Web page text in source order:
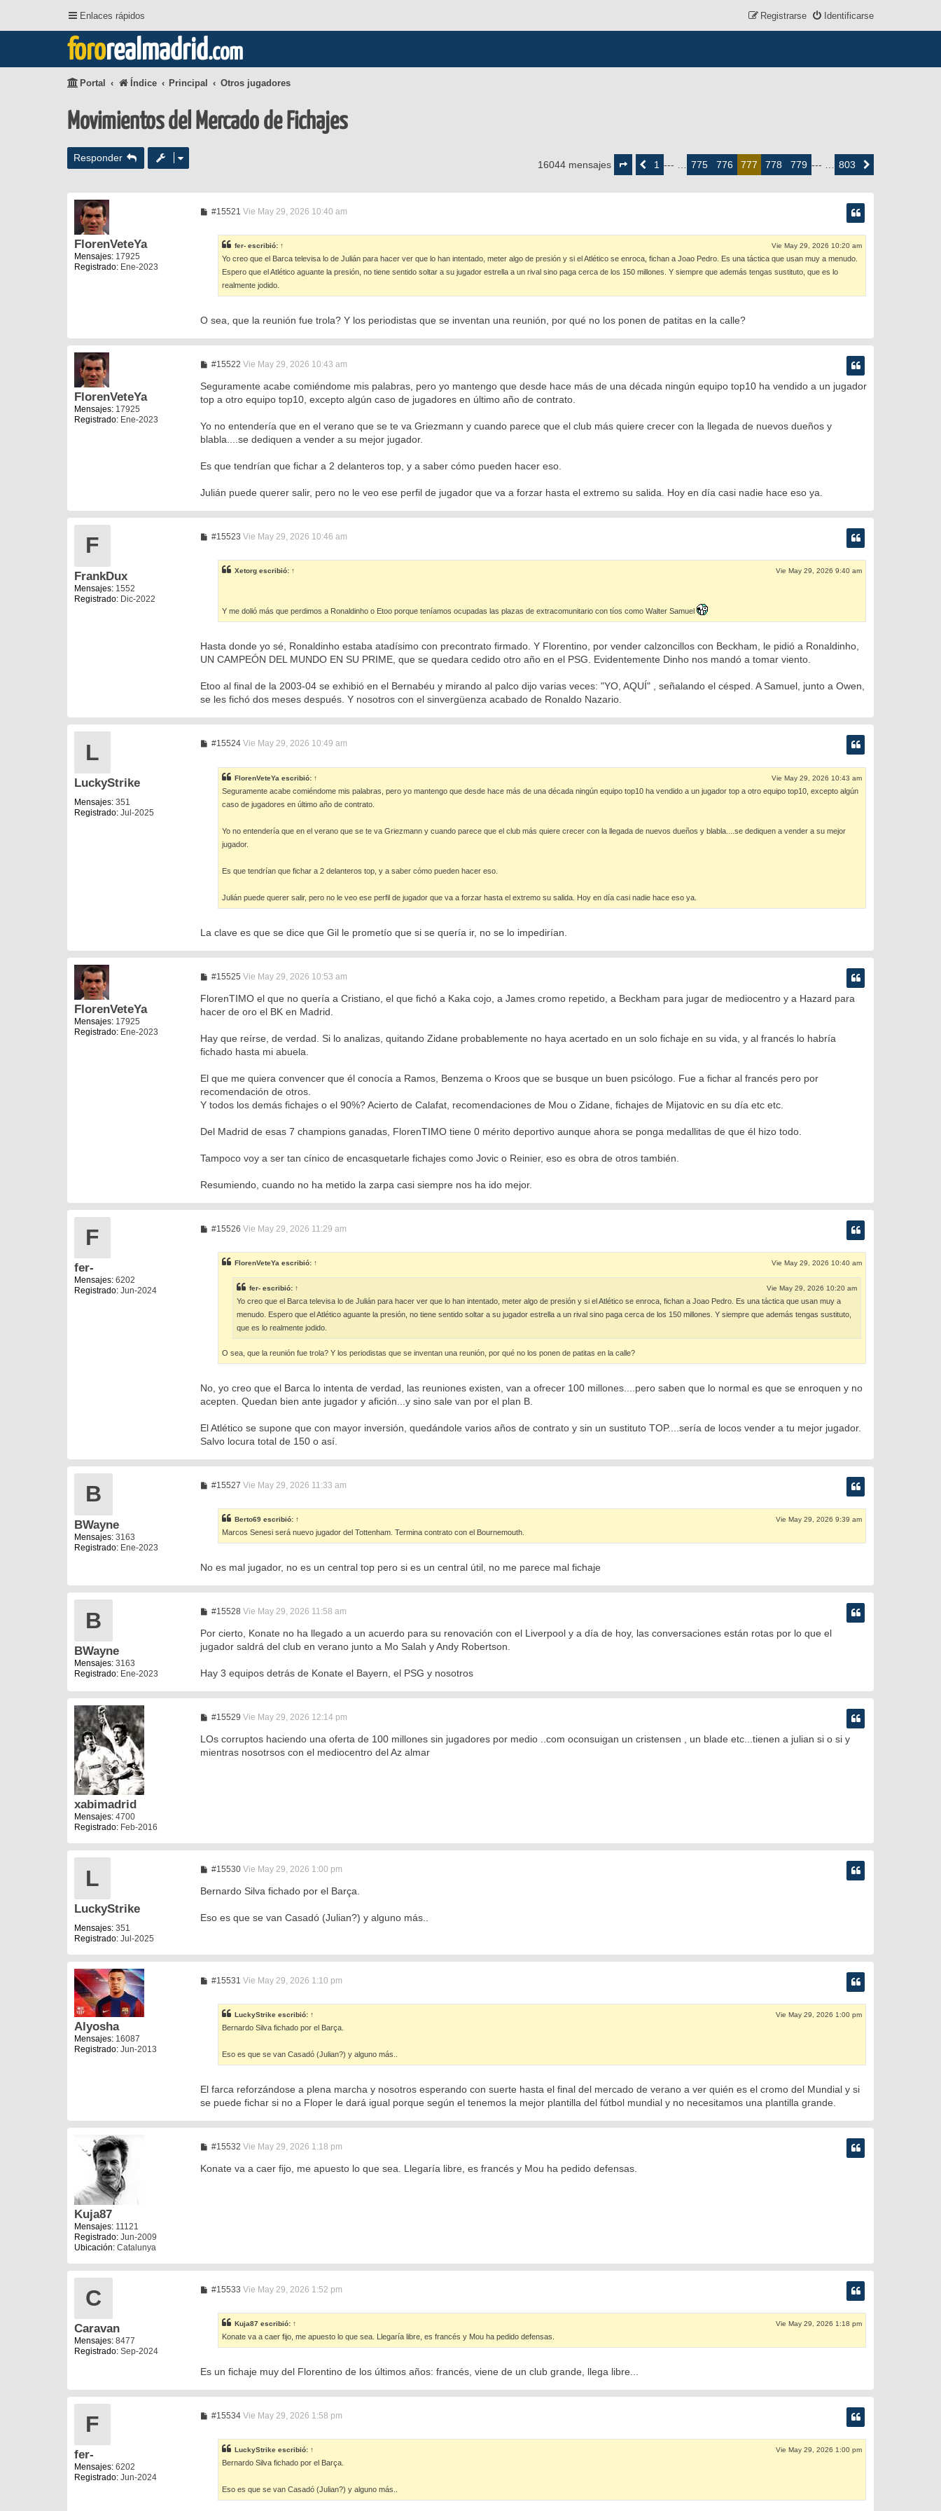
Enlaces rápidos Identificarse
Registrarse
fororealmadrid.com
Portal Índice Principal Otros jugadores
Movimientos del Mercado de Fichajes
Responder
16044 mensajes
deAnterior1 --- … 775 776 777 778 779 --- … 803Siguiente
FlorenVeteYa
Mensajes: 17925
Registrado: Ene-2023
#15521 M
a
j
e
Vie May 29, 2026 10:40 am
fer- escribió: ↑ Vie May 29, 2026 10:20 am
Yo creo que el Barca televisa lo de Julián para hacer ver que lo han intentado, meter algo de presión y si el Atlético se enroca, fichan a Joao Pedro. Es una táctica que usan muy a menudo.
Espero que el Atlético aguante la presión, no tiene sentido soltar a su jugador estrella a un rival sino paga cerca de los 150 millones. Y siempre que además tengas sustituto, que es lo
realmente jodido.
O sea, que la reunión fue trola? Y los periodistas que se inventan una reunión, por qué no los ponen de patitas en la calle?
FlorenVeteYa
Mensajes: 17925
Registrado: Ene-2023
#15522M
n
a
e
Vie May 29, 2026 10:43 am
Seguramente acabe comiéndome mis palabras, pero yo mantengo que desde hace más de una década ningún equipo top10 ha vendido a un jugador
top a otro equipo top10, excepto algún caso de jugadores en último año de contrato.
Yo no entendería que en el verano que se te va Griezmann y cuando parece que el club más quiere crecer con la llegada de nuevos dueños y
blabla....se dediquen a vender a su mejor jugador.
Es que tendrían que fichar a 2 delanteros top, y a saber cómo pueden hacer eso.
Julián puede querer salir, pero no le veo ese perfil de jugador que va a forzar hasta el extremo su salida. Hoy en día casi nadie hace eso ya.
F
FrankDux
Mensajes: 1552
Registrado: Dic-2022
#15523M
a
Vie May 29, 2026 10:46 am
Xetorg escribió: ↑ Vie May 29, 2026 9:40 am
Y me dolió más que perdimos a Ronaldinho o Etoo porque teníamos ocupadas las plazas de extracomunitario con tíos como Walter Samuel
Hasta donde yo sé, Ronaldinho estaba atadísimo con precontrato firmado. Y Florentino, por vender calzoncillos con Beckham, le pidió a Ronaldinho,
UN CAMPEÓN DEL MUNDO EN SU PRIME, que se quedara cedido otro año en el PSG. Evidentemente Dinho nos mandó a tomar viento.
Etoo al final de la 2003-04 se exhibió en el Bernabéu y mirando al palco dijo varias veces: "YO, AQUÍ" , señalando el césped. A Samuel, junto a Owen,
se les fichó dos meses después. Y nosotros con el sinvergüenza acabado de Ronaldo Nazario.
L
LuckyStrike
Mensajes: 351
Registrado: Jul-2025
#15524M
a
j
e
Vie May 29, 2026 10:49 am
FlorenVeteYa escribió: ↑ Vie May 29, 2026 10:43 am
Seguramente acabe comiéndome mis palabras, pero yo mantengo que desde hace más de una década ningún equipo top10 ha vendido a un jugador top a otro equipo top10, excepto algún
caso de jugadores en último año de contrato.
Yo no entendería que en el verano que se te va Griezmann y cuando parece que el club más quiere crecer con la llegada de nuevos dueños y blabla....se dediquen a vender a su mejor
jugador.
Es que tendrían que fichar a 2 delanteros top, y a saber cómo pueden hacer eso.
Julián puede querer salir, pero no le veo ese perfil de jugador que va a forzar hasta el extremo su salida. Hoy en día casi nadie hace eso ya.
La clave es que se dice que Gil le prometío que si se quería ir, no se lo impedirían.
FlorenVeteYa
Mensajes: 17925
Registrado: Ene-2023
#15525M
n
s
a
Vie May 29, 2026 10:53 am
FlorenTIMO el que no quería a Cristiano, el que fichó a Kaka cojo, a James cromo repetido, a Beckham para jugar de mediocentro y a Hazard para
hacer de oro el BK en Madrid.
Hay que reírse, de verdad. Si lo analizas, quitando Zidane probablemente no haya acertado en un solo fichaje en su vida, y al francés lo habría
fichado hasta mi abuela.
El que me quiera convencer que él conocía a Ramos, Benzema o Kroos que se busque un buen psicólogo. Fue a fichar al francés pero por
recomendación de otros.
Y todos los demás fichajes o el 90%? Acierto de Calafat, recomendaciones de Mou o Zidane, fichajes de Mijatovic en su día etc etc.
Del Madrid de esas 7 champions ganadas, FlorenTIMO tiene 0 mérito deportivo aunque ahora se ponga medallitas de que él hizo todo.
Tampoco voy a ser tan cínico de encasquetarle fichajes como Jovic o Reinier, eso es obra de otros también.
Resumiendo, cuando no ha metido la zarpa casi siempre nos ha ido mejor.
F
fer-
Mensajes: 6202
Registrado: Jun-2024
#15526M
a
j
e
Vie May 29, 2026 11:29 am
FlorenVeteYa escribió: ↑ Vie May 29, 2026 10:40 am
fer- escribió: ↑ Vie May 29, 2026 10:20 am
Yo creo que el Barca televisa lo de Julián para hacer ver que lo han intentado, meter algo de presión y si el Atlético se enroca, fichan a Joao Pedro. Es una táctica que usan muy a
menudo. Espero que el Atlético aguante la presión, no tiene sentido soltar a su jugador estrella a un rival sino paga cerca de los 150 millones. Y siempre que además tengas sustituto,
que es lo realmente jodido.
O sea, que la reunión fue trola? Y los periodistas que se inventan una reunión, por qué no los ponen de patitas en la calle?
No, yo creo que el Barca lo intenta de verdad, las reuniones existen, van a ofrecer 100 millones....pero saben que lo normal es que se enroquen y no
acepten. Quedan bien ante jugador y afición...y sino sale van por el plan B.
El Atlético se supone que con mayor inversión, quedándole varios años de contrato y sin un sustituto TOP....sería de locos vender a tu mejor jugador.
Salvo locura total de 150 o así.
B
BWayne
Mensajes: 3163
Registrado: Ene-2023
#15527M
a
j
e
Vie May 29, 2026 11:33 am
Berto69 escribió: ↑ Vie May 29, 2026 9:39 am
Marcos Senesi será nuevo jugador del Tottenham. Termina contrato con el Bournemouth.
No es mal jugador, no es un central top pero si es un central útil, no me parece mal fichaje
B
BWayne
Mensajes: 3163
Registrado: Ene-2023
#15528M
n
s
a
e
Vie May 29, 2026 11:58 am
Por cierto, Konate no ha llegado a un acuerdo para su renovación con el Liverpool y a día de hoy, las conversaciones están rotas por lo que el
jugador saldrá del club en verano junto a Mo Salah y Andy Robertson.
Hay 3 equipos detrás de Konate el Bayern, el PSG y nosotros
xabimadrid
Mensajes: 4700
Registrado: Feb-2016
#15529M
n
a
Vie May 29, 2026 12:14 pm
LOs corruptos haciendo una oferta de 100 millones sin jugadores por medio ..com oconsuigan un cristensen , un blade etc...tienen a julian si o si y
mientras nosotrsos con el mediocentro del Az almar
L
LuckyStrike
Mensajes: 351
Registrado: Jul-2025
#15530M
n
j
Vie May 29, 2026 1:00 pm
Bernardo Silva fichado por el Barça.
Eso es que se van Casadó (Julian?) y alguno más..
Alyosha
Mensajes: 16087
Registrado: Jun-2013
#15531 M
a
j
Vie May 29, 2026 1:10 pm
LuckyStrike escribió: ↑ Vie May 29, 2026 1:00 pm
Bernardo Silva fichado por el Barça.
Eso es que se van Casadó (Julian?) y alguno más..
El farca reforzándose a plena marcha y nosotros esperando con suerte hasta el final del mercado de verano a ver quién es el cromo del Mundial y si
se puede fichar si no a Floper le dará igual porque según el tenemos la mejor plantilla del fútbol mundial y no necesitamos una plantilla grande.
Kuja87
Mensajes: 11121
Registrado: Jun-2009
Ubicación: Catalunya
#15532M
n
s
Vie May 29, 2026 1:18 pm
Konate va a caer fijo, me apuesto lo que sea. Llegaría libre, es francés y Mou ha pedido defensas.
C
Caravan
Mensajes: 8477
Registrado: Sep-2024
#15533M
a
j
e
Vie May 29, 2026 1:52 pm
Kuja87 escribió: ↑ Vie May 29, 2026 1:18 pm
Konate va a caer fijo, me apuesto lo que sea. Llegaría libre, es francés y Mou ha pedido defensas.
Es un fichaje muy del Florentino de los últimos años: francés, viene de un club grande, llega libre...
F
fer-
Mensajes: 6202
Registrado: Jun-2024
#15534M
a
j
Vie May 29, 2026 1:58 pm
LuckyStrike escribió: ↑ Vie May 29, 2026 1:00 pm
Bernardo Silva fichado por el Barça.
Eso es que se van Casadó (Julian?) y alguno más..